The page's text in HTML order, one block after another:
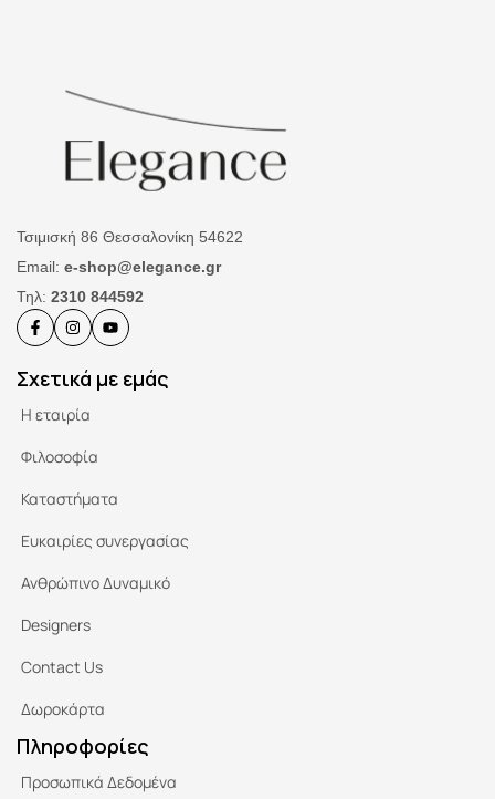
Τσιμισκή 86 Θεσσαλονίκη 54622
Email: e-shop@elegance.gr
Τηλ: 2310 844592
Σχετικά με εμάς
Η εταιρία
Φιλοσοφία
Καταστήματα
Ευκαιρίες συνεργασίας
Ανθρώπινο Δυναμικό
Designers
Contact Us
Δωροκάρτα
Πληροφορίες
Προσωπικά Δεδομένα